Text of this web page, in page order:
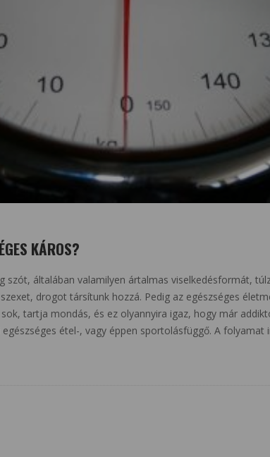
KÁROS?
szót, általában valamilyen ártalmas viselkedésformát,
drogot társítunk hozzá. Pedig az egészséges
tartja mondás, és ez olyannyira igaz, hogy már
étel-, vagy éppen sportolásfüggő. A folyamat